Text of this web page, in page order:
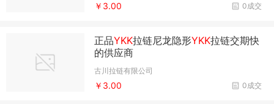
0成交
￥3.00
正品YKK拉链尼龙隐形YKK拉链交期快
的供应商
古川拉链有限公司
0成交
￥3.00